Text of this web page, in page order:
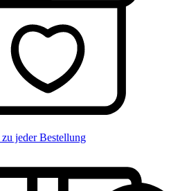
zu jeder Bestellung